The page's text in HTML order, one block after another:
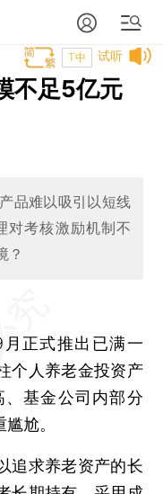
试听
T中
不足5亿元
品难以吸引以短线
对考核激励机制不
？
正式推出已满一
个人养老金投资产
基金公司内部分
尬。
求养老资产的长